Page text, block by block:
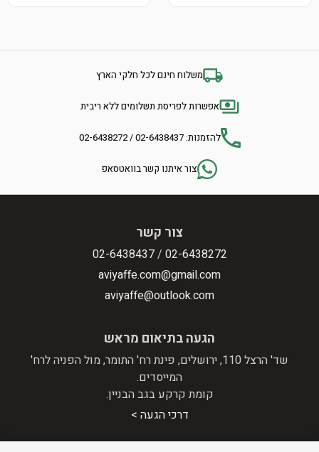
משלוח חינם לכל חלקי הארץ
אפשרות לפריסת תשלומים ללא ריבית
להזמנות: 02-6438437 / 02-6438272
צור איתנו קשר בוואטסאפ
צור קשר
02-6438272
/
02-6438437
aviyaffe.com@gmail.com
aviyaffe@outlook.com
הגעה בתיאום מראש
שד' הרצל 110, ירושלים, פינת רח' התומר, מול הפניה לרח'
המייסדים.
קומת קרקע בגב הבניין.
דרכי הגעה >